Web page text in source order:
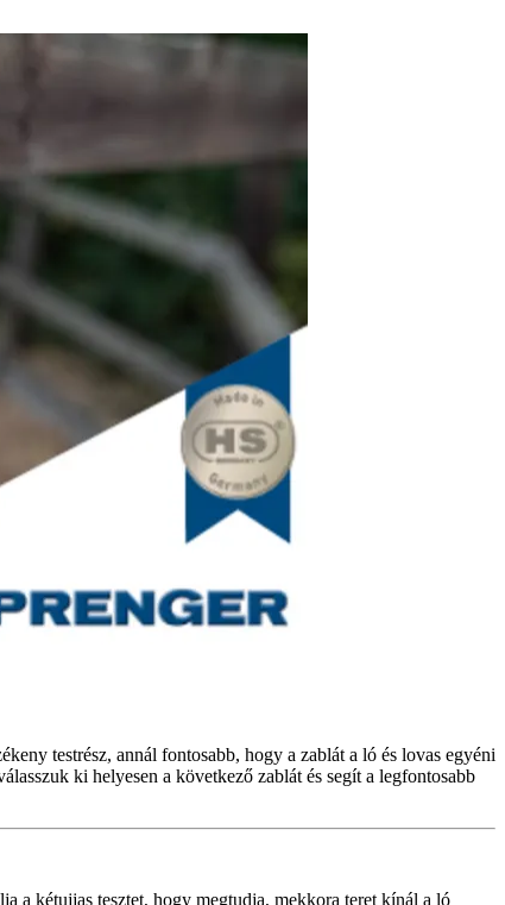
testrész, annál fontosabb, hogy a zablát a ló és lovas egyéni
ki helyesen a következő zablát és segít a legfontosabb
a kétujjas tesztet, hogy megtudja, mekkora teret kínál a ló